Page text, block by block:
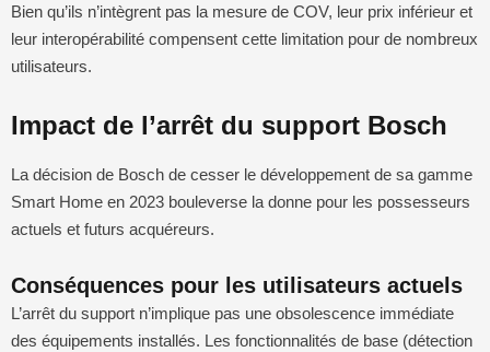
Bien qu’ils n’intègrent pas la mesure de COV, leur prix inférieur et
leur interopérabilité compensent cette limitation pour de nombreux
utilisateurs.
Impact de l’arrêt du support Bosch
La décision de Bosch de cesser le développement de sa gamme
Smart Home en 2023 bouleverse la donne pour les possesseurs
actuels et futurs acquéreurs.
Conséquences pour les utilisateurs actuels
L’arrêt du support n’implique pas une obsolescence immédiate
des équipements installés. Les fonctionnalités de base (détection